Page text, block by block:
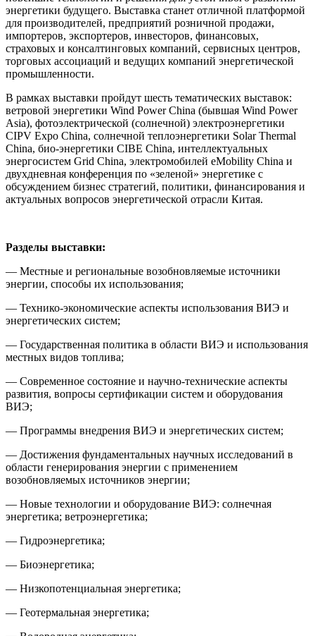
энергетики будущего. Выставка станет отличной платформой
для производителей, предприятий розничной продажи,
импортеров, экспортеров, инвесторов, финансовых,
страховых и консалтинговых компаний, сервисных центров,
торговых ассоциаций и ведущих компаний энергетической
промышленности.
В рамках выставки пройдут шесть тематических выставок:
ветровой энергетики Wind Power China (бывшая Wind Power
Asia), фотоэлектрической (солнечной) электроэнергетики
CIPV Expo China, солнечной теплоэнергетики Solar Thermal
China, био-энергетики CIBE China, интеллектуальных
энергосистем Grid China, электромобилей eMobility China и
двухдневная конференция по «зеленой» энергетике с
обсуждением бизнес стратегий, политики, финансирования и
актуальных вопросов энергетической отрасли Китая.
Разделы выставки:
— Местные и региональные возобновляемые источники
энергии, способы их использования;
— Технико-экономические аспекты использования ВИЭ и
энергетических систем;
— Государственная политика в области ВИЭ и использования
местных видов топлива;
— Современное состояние и научно-технические аспекты
развития, вопросы сертификации систем и оборудования
ВИЭ;
— Программы внедрения ВИЭ и энергетических систем;
— Достижения фундаментальных научных исследований в
области генерирования энергии с применением
возобновляемых источников энергии;
— Новые технологии и оборудование ВИЭ: солнечная
энергетика; ветроэнергетика;
— Гидроэнергетика;
— Биоэнергетика;
— Низкопотенциальная энергетика;
— Геотермальная энергетика;